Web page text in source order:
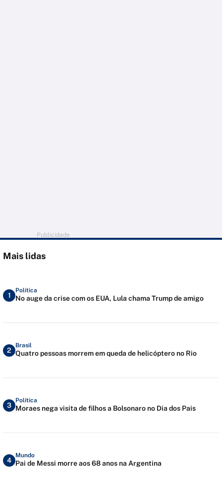
Publicidade
Mais lidas
1
Política
No auge da crise com os EUA, Lula chama Trump de amigo
2
Brasil
Quatro pessoas morrem em queda de helicóptero no Rio
3
Política
Moraes nega visita de filhos a Bolsonaro no Dia dos Pais
4
Mundo
Pai de Messi morre aos 68 anos na Argentina